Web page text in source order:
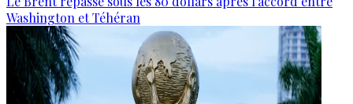
Washington et Téhéran